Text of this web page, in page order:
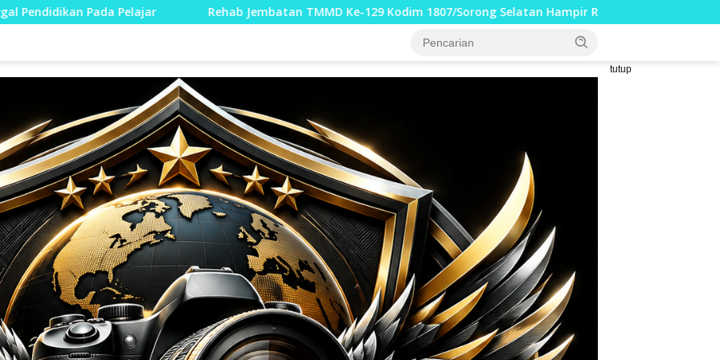
Rehab Jembatan TMMD Ke-129 Kodim 1807/Sorong Selatan Hampir Rampung, Perkuat Akses dan Tingkatkan Mobilitas
tutup